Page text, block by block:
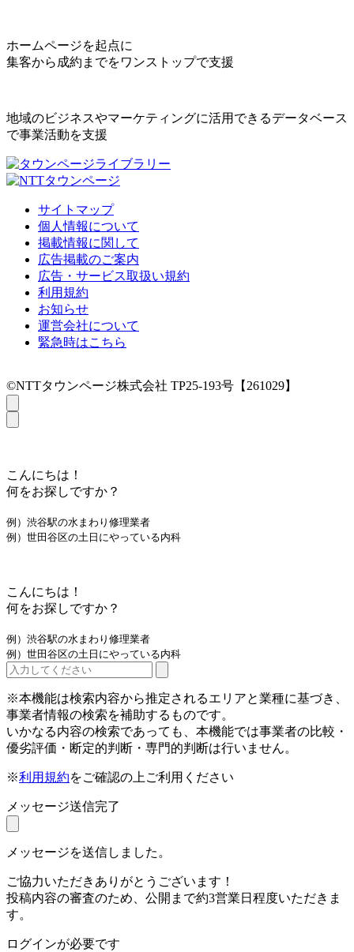
ホームページを起点に
集客から成約までをワンストップで支援
地域のビジネスやマーケティングに活用できるデータベース
で事業活動を支援
サイトマップ
個人情報について
掲載情報に関して
広告掲載のご案内
広告・サービス取扱い規約
利用規約
お知らせ
運営会社について
緊急時はこちら
©NTTタウンページ株式会社 TP25-193号【261029】
こんにちは！
何をお探しですか？
例）渋谷駅の水まわり修理業者
例）世田谷区の土日にやっている内科
こんにちは！
何をお探しですか？
例）渋谷駅の水まわり修理業者
例）世田谷区の土日にやっている内科
※本機能は検索内容から推定されるエリアと業種に基づき、
事業者情報の検索を補助するものです。
いかなる内容の検索であっても、本機能では事業者の比較・
優劣評価・断定的判断・専門的判断は行いません。
※利用規約をご確認の上ご利用ください
メッセージ送信完了
メッセージを送信しました。
ご協力いただきありがとうございます！
投稿内容の審査のため、公開まで約3営業日程度いただきま
す。
ログインが必要です